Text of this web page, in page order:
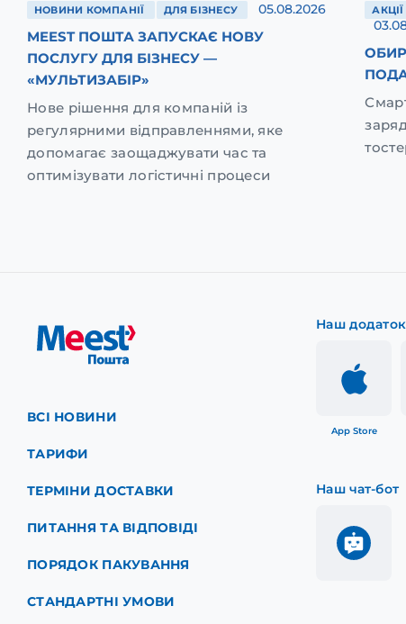
НОВИНИ КОМПАНІЇ ДЛЯ БІЗНЕСУ 05.08.2026
MEEST ПОШТА ЗАПУСКАЄ НОВУ
ПОСЛУГУ ДЛЯ БІЗНЕСУ —
«МУЛЬТИЗАБІР»
Нове рішення для компаній із
регулярними відправленнями, яке
допомагає заощаджувати час та
оптимізувати логістичні процеси
АКЦІЇ
ВСІ НОВИНИ
ТАРИФИ
ТЕРМІНИ ДОСТАВКИ
ПИТАННЯ ТА ВІДПОВІДІ
ПОРЯДОК ПАКУВАННЯ
СТАНДАРТНІ УМОВИ
Наш додаток
App Store
Наш чат-бот